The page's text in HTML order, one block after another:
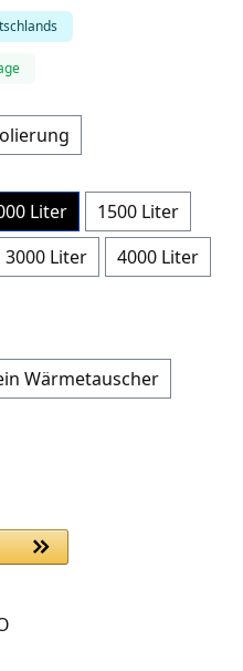
Liter
1500 Liter
3000 Liter
4000 Liter
Wärmetauscher
Wert ein oder benutze